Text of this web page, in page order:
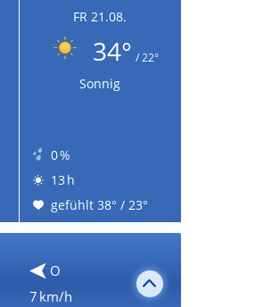
FR 21.08.
34° / 22°
Sonnig
0 %
13 h
gefühlt 38° / 23°
O
7 km/h